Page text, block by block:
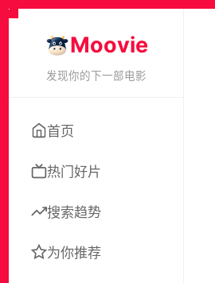
Moovie
发现你的下一部电影
首页
热门好片
搜索趋势
为你推荐